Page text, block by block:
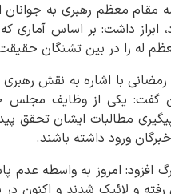
مقام معظم رهبری به
ابراز داشت: بر اساس آماری
له را در بین تشنگان
با اشاره به نقش
گفت: یکی از وظایف مجلس
مطالبات ایشان تحقق
ورود داشته باشند.
افزود: امروز به واسطه عدم